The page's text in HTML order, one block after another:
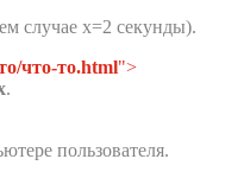
случае x=2 секунды).
что-то.html">
.
пользователя.